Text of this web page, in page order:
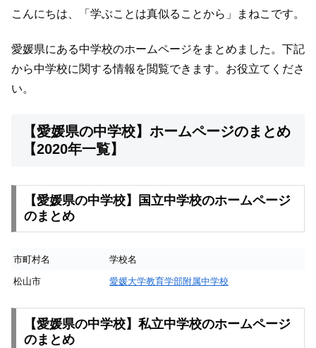
こんにちは、「学ぶことは真似ることから」まねこです。
愛媛県にある中学校のホームページをまとめました。下記
から中学校に関する情報を閲覧できます。お役立てくださ
い。
【愛媛県の中学校】ホームページのまとめ
【2020年一覧】
【愛媛県の中学校】国立中学校のホームページ
のまとめ
市町村名 学校名
松山市 愛媛大学教育学部附属中学校
【愛媛県の中学校】私立中学校のホームページ
のまとめ